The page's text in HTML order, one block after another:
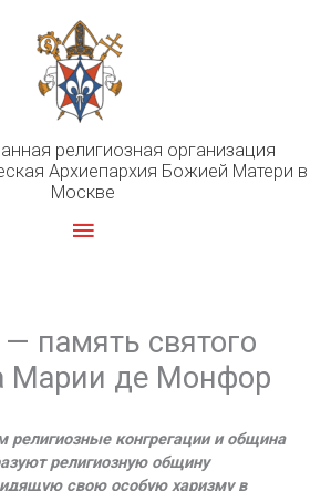
религиозная организация
Архиепархия Божией Матери в
Москве
Главное
память святого
Марии де Монфор
конгрегации и община
религиозную общину
свою особую харизму в